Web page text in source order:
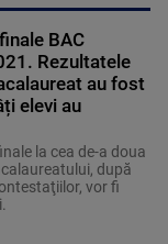
BAC
Rezultatele
au fost
elevi au
la cea de-a doua
după
vor fi